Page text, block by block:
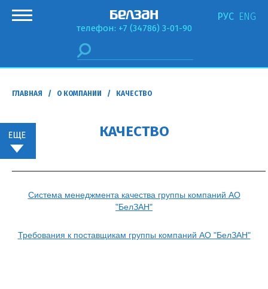
телефон: +7 (34786) 3-01-90
РУС ENG
ГЛАВНАЯ / О КОМПАНИИ / КАЧЕСТВО
КАЧЕСТВО
Система менеджмента качества группы компаний АО
"БелЗАН"
Требования к поставщикам группы компаний АО "БелЗАН"